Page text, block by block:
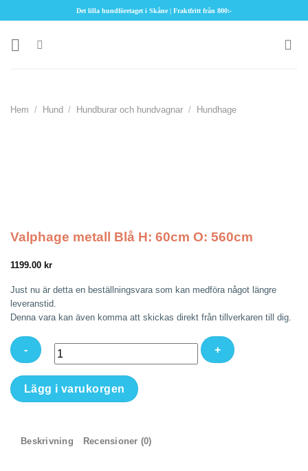
content
Det lilla hundföretaget i Skåne | Fraktfritt från 800:-
Hem / Hund / Hundburar och hundvagnar / Hundhage
Valphage metall Blå H: 60cm O: 560cm
1199.00 kr
Just nu är detta en beställningsvara som kan medföra något längre
leveranstid.
Denna vara kan även komma att skickas direkt från tillverkaren till dig.
Valphage
metall
60cm
Lägg i varukorgen
Beskrivning Recensioner (0)